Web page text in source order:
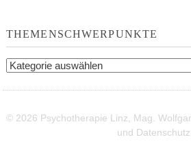
THEMENSCHWERPUNKTE
Themenschwerpunkte
© 2026 Psychotherapie Linz, Mag.
und Datenschutz